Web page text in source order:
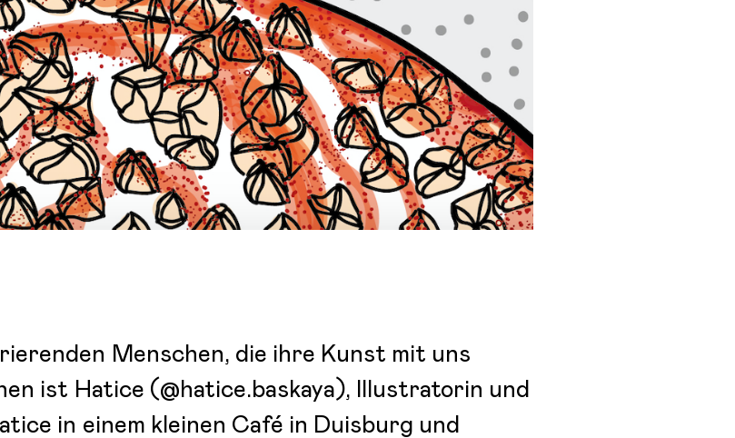
Menschen, die ihre Kunst mit uns
ist Hatice (@hatice.baskaya), Illustratorin und
in einem kleinen Café in Duisburg und